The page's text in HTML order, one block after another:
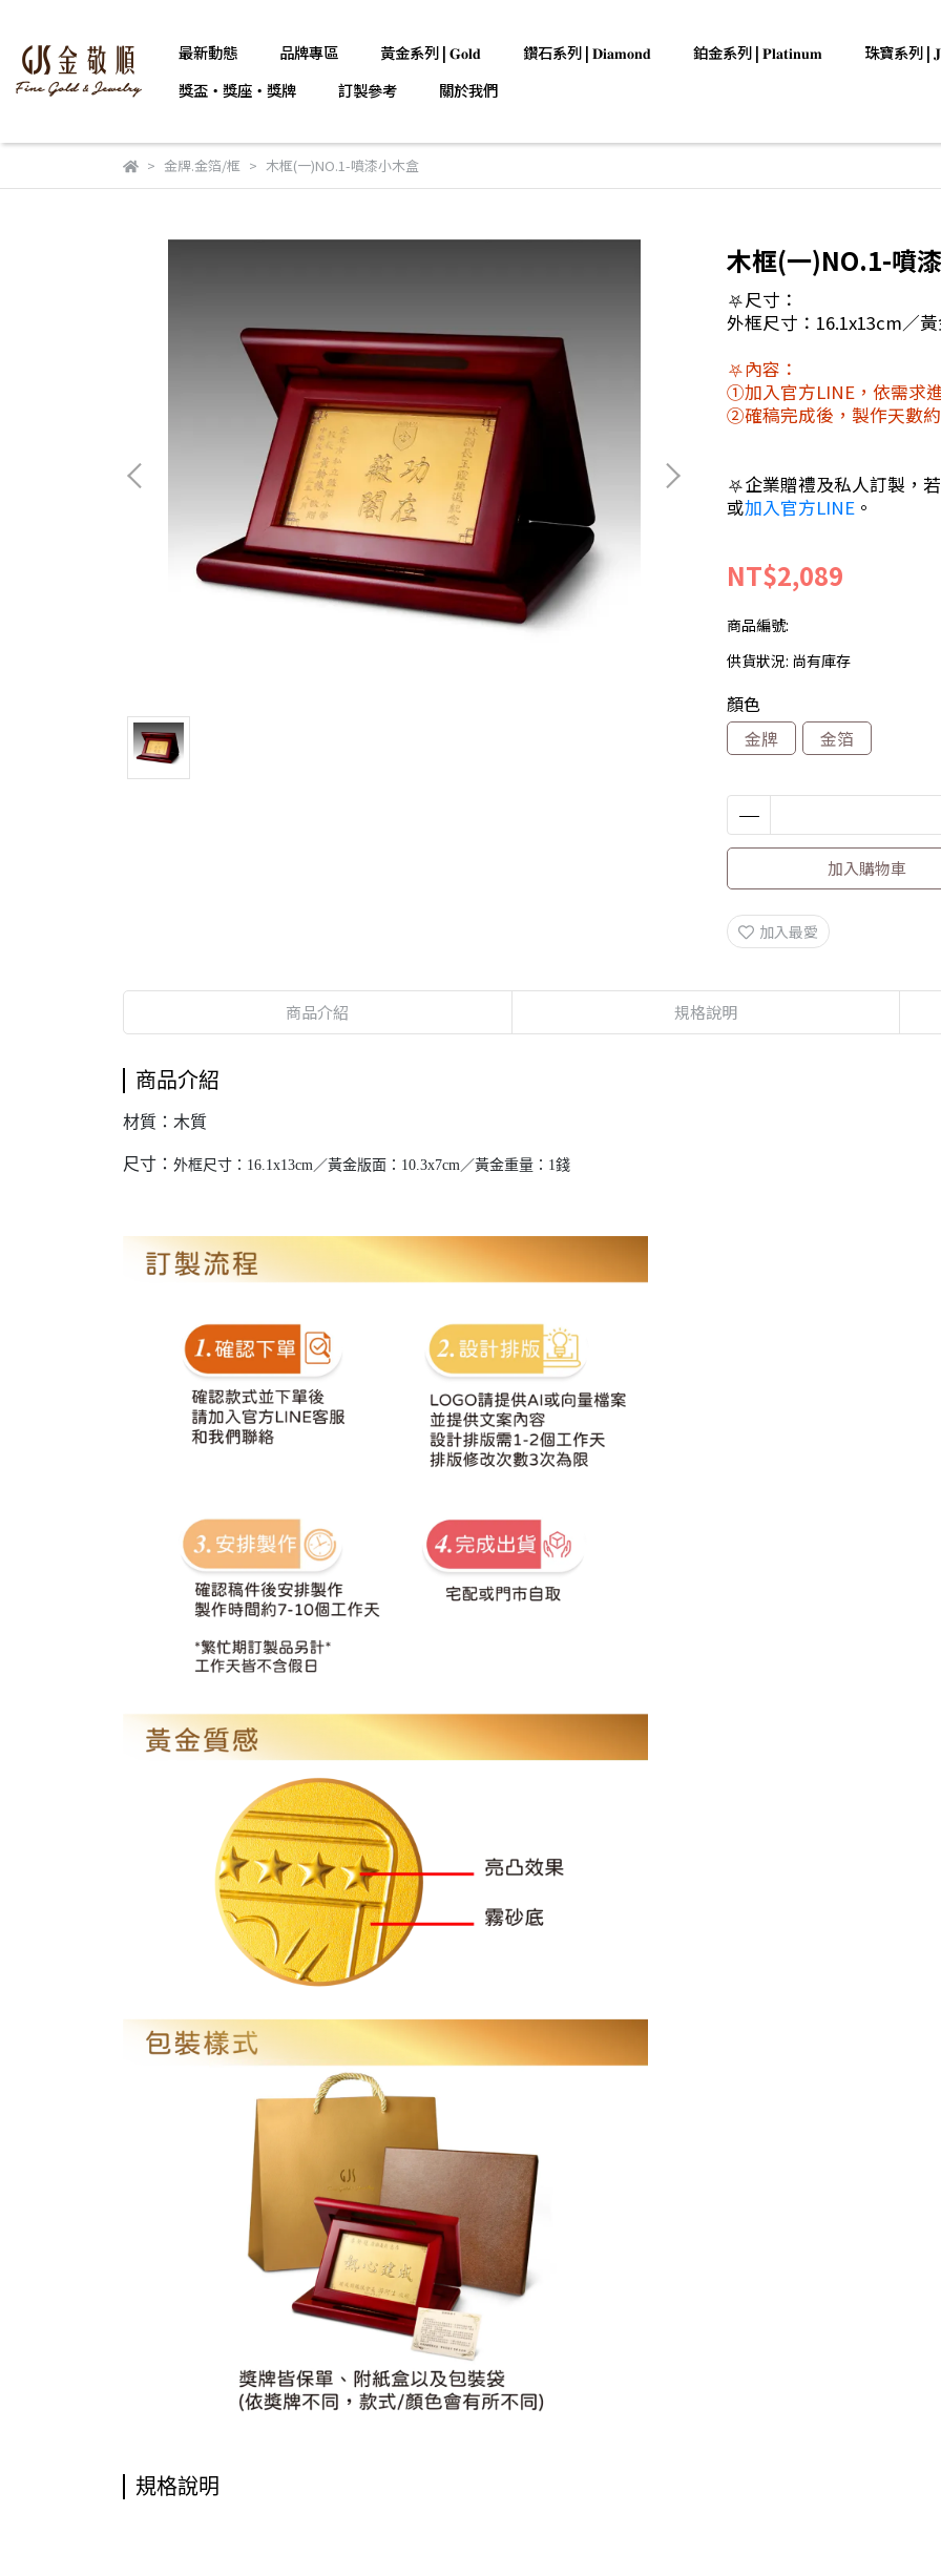
最新動態 品牌專區 黃金系列 | 𝐆𝐨𝐥𝐝 鑽石系列 | 𝐃𝐢𝐚𝐦𝐨𝐧𝐝 鉑金系列 | 𝐏𝐥𝐚𝐭𝐢𝐧𝐮𝐦
珠寶系列 |
獎盃・獎座・獎牌
訂製參考 關於我們
金牌.金箔/框 木框(一)NO.1-噴漆小木盒
木框(一)NO.1-噴
⛧尺寸：
外框尺寸：16.1x13cm／
⛧內容：
①加入官方LINE，依需求
②確稿完成後，製作天數
⛧企業贈禮及私人訂製，
或加入官方LINE 。
NT$2,089
商品編號:
供貨狀況: 尚有庫存
顏色
金牌
金箔
加入購物車
加入最愛
商品介紹 規格說明
商品介紹
材質：木質
尺寸： 外框尺寸：16.1x13cm／黃金版面：10.3x7cm／黃金重量：1錢
規格說明